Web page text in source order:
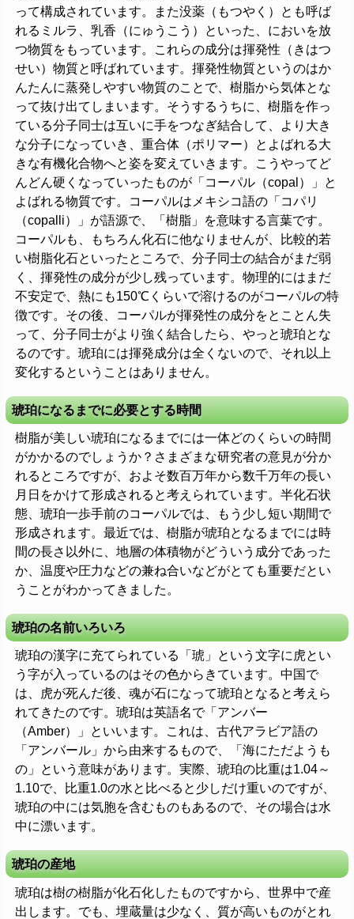
って構成されています。また没薬（もつやく）とも呼ば
れるミルラ、乳香（にゅうこう）といった、においを放
つ物質をもっています。これらの成分は揮発性（きはつ
せい）物質と呼ばれています。揮発性物質というのはか
んたんに蒸発しやすい物質のことで、樹脂から気体とな
って抜け出てしまいます。そうするうちに、樹脂を作っ
ている分子同士は互いに手をつなぎ結合して、より大き
な分子になっていき、重合体（ポリマー）とよばれる大
きな有機化合物へと姿を変えていきます。こうやってど
んどん硬くなっていったものが「コーパル（copal）」と
よばれる物質です。コーパルはメキシコ語の「コパリ
（copalli）」が語源で、「樹脂」を意味する言葉です。
コーパルも、もちろん化石に他なりませんが、比較的若
い樹脂化石といったところで、分子同士の結合がまだ弱
く、揮発性の成分が少し残っています。物理的にはまだ
不安定で、熱にも150℃くらいで溶けるのがコーパルの特
徴です。その後、コーパルが揮発性の成分をとことん失
って、分子同士がより強く結合したら、やっと琥珀とな
るのです。琥珀には揮発成分は全くないので、それ以上
変化するということはありません。
琥珀になるまでに必要とする時間
樹脂が美しい琥珀になるまでには一体どのくらいの時間
がかかるのでしょうか？さまざまな研究者の意見が分か
れるところですが、およそ数百万年から数千万年の長い
月日をかけて形成されると考えられています。半化石状
態、琥珀一歩手前のコーパルでは、もう少し短い期間で
形成されます。最近では、樹脂が琥珀となるまでには時
間の長さ以外に、地層の体積物がどういう成分であった
か、温度や圧力などの兼ね合いなどがとても重要だとい
うことがわかってきました。
琥珀の名前いろいろ
琥珀の漢字に充てられている「琥」という文字に虎とい
う字が入っているのはその色からきています。中国で
は、虎が死んだ後、魂が石になって琥珀となると考えら
れてきたのです。琥珀は英語名で「アンバー
（Amber）」といいます。これは、古代アラビア語の
「アンバール」から由来するもので、「海にただようも
の」という意味があります。実際、琥珀の比重は1.04～
1.10で、比重1.0の水と比べると少しだけ重いのですが、
琥珀の中には気胞を含むものもあるので、その場合は水
中に漂います。
琥珀の産地
琥珀は樹の樹脂が化石化したものですから、世界中で産
出します。でも、埋蔵量は少なく、質が高いものがとれ